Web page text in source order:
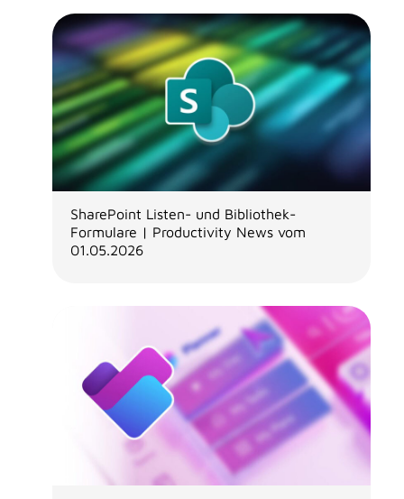
SharePoint Listen- und Bibliothek-
Formulare | Productivity News vom
01.05.2026